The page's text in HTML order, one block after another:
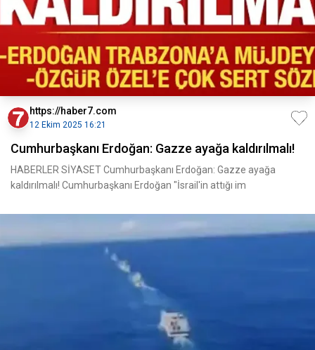
https://haber7.com
12 Ekim 2025 16:21
Cumhurbaşkanı Erdoğan: Gazze ayağa kaldırılmalı!
HABERLER SİYASET Cumhurbaşkanı Erdoğan: Gazze ayağa
kaldırılmalı! Cumhurbaşkanı Erdoğan "İsrail'in attığı im